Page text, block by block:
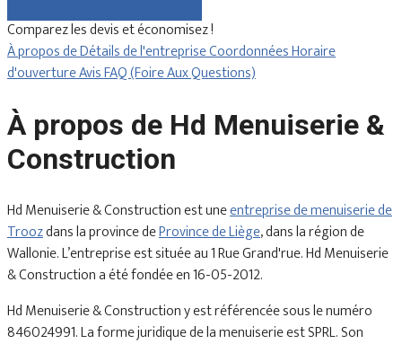
Comparez les devis et économisez !
À propos deDétails de l'entrepriseCoordonnéesHoraire
d'ouvertureAvisFAQ (Foire Aux Questions)
À propos de Hd Menuiserie &
Construction
Hd Menuiserie & Construction est uneentreprise de menuiserie de
Troozdans la province deProvince de Liège, dans la région de
Wallonie. L’entreprise est située au 1 Rue Grand'rue. Hd Menuiserie
& Construction a été fondée en 16-05-2012.
Hd Menuiserie & Construction y est référencée sous le numéro
846024991. La forme juridique de la menuiserie est SPRL. Son